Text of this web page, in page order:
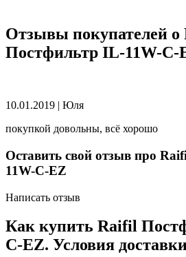
Отзывы покупателей
Постфильтр IL-11W-C-
10.01.2019 | Юля
покупкой довольны, всё хорошо
Оставить свой отзыв про
11W-C-EZ
Написать отзыв
Как купить Raifil
C-EZ. Условия